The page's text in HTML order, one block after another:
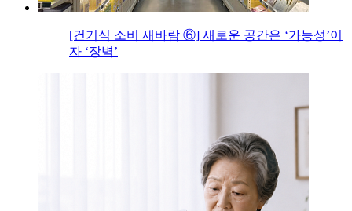
[건기식 소비 새바람 ⑥] 새로운 공간은 ‘가능성’이
자 ‘장벽’